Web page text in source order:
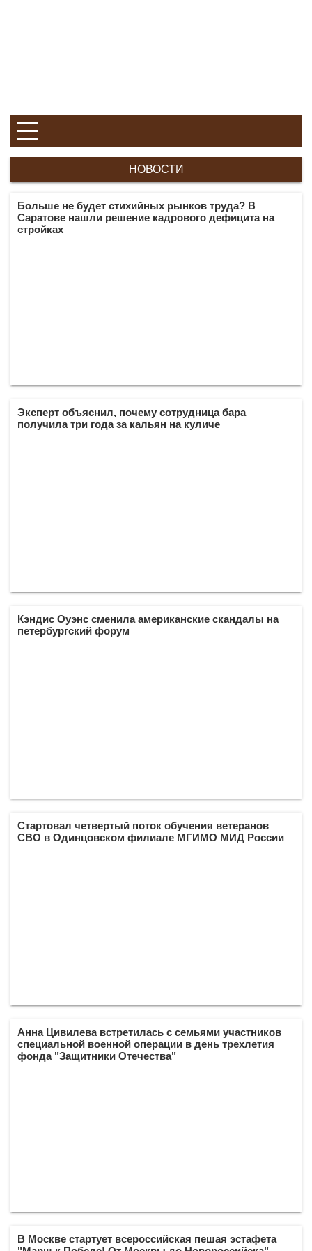
НОВОСТИ
Больше не будет стихийных рынков труда? В
Саратове нашли решение кадрового дефицита на
стройках
Эксперт объяснил, почему сотрудница бара
получила три года за кальян на куличе
Кэндис Оуэнс сменила американские скандалы на
петербургский форум
Стартовал четвертый поток обучения ветеранов
СВО в Одинцовском филиале МГИМО МИД России
Анна Цивилева встретилась с семьями участников
специальной военной операции в день трехлетия
фонда "Защитники Отечества"
В Москве стартует всероссийская пешая эстафета